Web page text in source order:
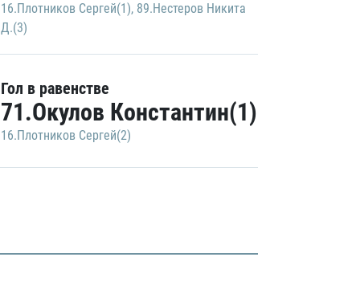
16.Плотников Сергей(1), 89.Нестеров Никита
Д.(3)
Гол в равенстве
71.Окулов Константин(1)
16.Плотников Сергей(2)